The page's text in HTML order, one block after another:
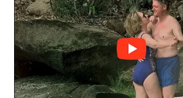
WAHANA
SELEB
WAHANA
PERSONA
WAHANA